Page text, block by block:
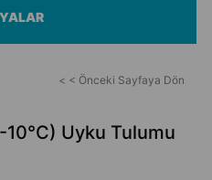
< < Önceki Sayfaya Dön
Uyku Tulumu